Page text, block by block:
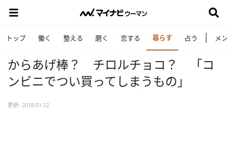
トップ 働く 整える 磨く 恋する 暮らす 占う メ
からあげ棒？ チロルチョコ？ 「コ
ンビニでつい買ってしまうもの」
更新: 2018.01.22